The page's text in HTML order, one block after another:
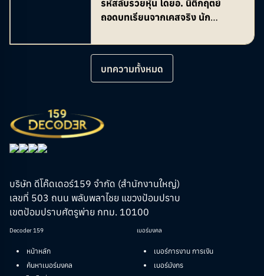
พลิกพอร์ตด้วยเลขมงคล
รหัสลับรวยหุ้น โดยอ. นิติกฤตย์
ถอดบทเรียนจากเคสจริง นัก
เลขมงคล
บทความทั้งหมด
บริษัท ดีโค๊ดเดอร์159 จำกัด (สำนักงานใหญ่)
เลขที่ 503 ถนน พลับพลาไชย แขวงป้อมปราบ
เขตป้อมปราบศัตรูพ่าย กทม. 10100
Decoder 159
หน้าหลัก
ค้นหาเบอร์มงคล
เบอร์มงคล
เบอร์การงาน การเงิน
เบอร์มังกร